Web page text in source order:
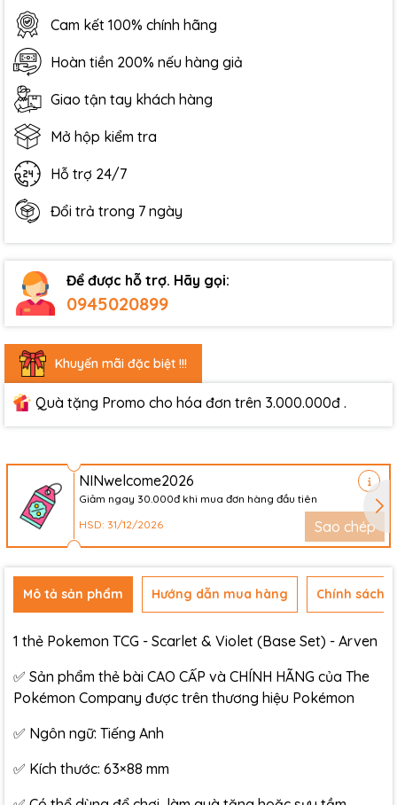
Cam kết 100% chính hãng
Hoàn tiền 200% nếu hàng giả
Giao tận tay khách hàng
Mở hộp kiểm tra
Hỗ trợ 24/7
Đổi trả trong 7 ngày
Để được hỗ trợ. Hãy gọi:
0945020899
Khuyến mãi đặc biệt !!!
Quà tặng Promo cho hóa đơn trên 3.000.000đ .
NINwelcome2026
Giảm ngay 30.000đ khi mua đơn hàng đầu tiên
HSD: 31/12/2026
Sao chép
Mô tả sản phẩm Hướng dẫn mua hàng Chính sách
1 thẻ Pokemon TCG - Scarlet & Violet (Base Set) - Arven
✅ Sản phẩm thẻ bài CAO CẤP và CHÍNH HÃNG của The
Pokémon Company được trên thương hiệu Pokémon
✅ Ngôn ngữ: Tiếng Anh
✅ Kích thước: 63×88 mm